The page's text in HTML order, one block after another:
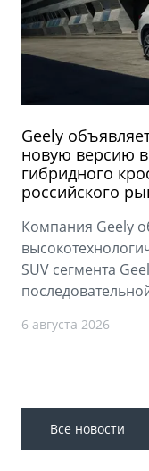
Geely
новую версию
гибридного
российского
Компания Geely
SUV сегмента
6 августа 2026
Все новости